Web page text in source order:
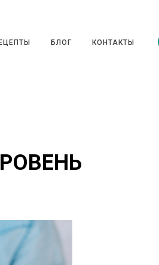
РЕЦЕПТЫ БЛОГ КОНТАКТЫ
БЛОГ КОНТАКТЫ